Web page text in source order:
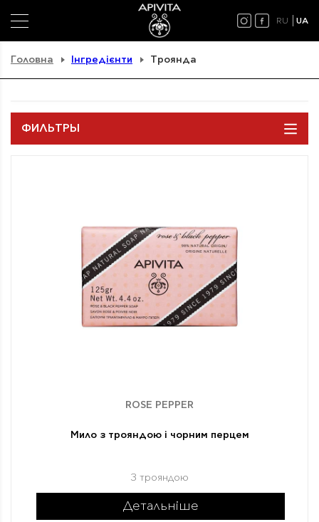
RU UA
Головна Інгредієнти Троянда
ФИЛЬТРЫ
ROSE PEPPER
Мило з трояндою і чорним перцем
З трояндою
Детальніше